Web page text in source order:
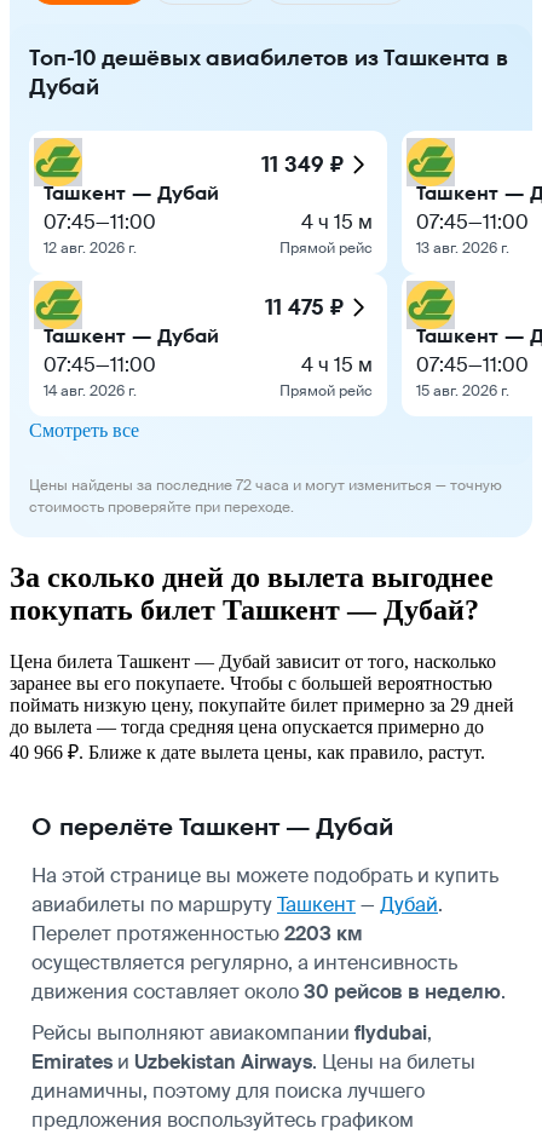
Топ-10 дешёвых авиабилетов из Ташкента в
Дубай
11 349 ₽
Ташкент — Дубай
07:45—11:00
12 авг. 2026 г.
4 ч 15 м
Прямой рейс
11 475 ₽
Ташкент — Дубай
07:45—11:00
14 авг. 2026 г.
4 ч 15 м
Прямой рейс
Ташкент —
07:45—11:00
13 авг. 2026 г.
Ташкент —
07:45—11:00
15 авг. 2026 г.
Смотреть все
Цены найдены за последние 72 часа и могут измениться — точную
стоимость проверяйте при переходе.
За сколько дней до вылета выгоднее
покупать билет Ташкент — Дубай?
Цена билета Ташкент — Дубай зависит от того, насколько
заранее вы его покупаете. Чтобы с большей вероятностью
поймать низкую цену, покупайте билет примерно за 29 дней
до вылета — тогда средняя цена опускается примерно до
40 966 ₽. Ближе к дате вылета цены, как правило, растут.
О перелёте Ташкент — Дубай
На этой странице вы можете подобрать и купить
авиабилеты по маршрутуТашкент— Дубай.
Перелет протяженностью2203 км
осуществляется регулярно, а интенсивность
движения составляет около30 рейсов в неделю.
Рейсы выполняют авиакомпании flydubai,
Emirates и Uzbekistan Airways. Цены на билеты
динамичны, поэтому для поиска лучшего
предложения воспользуйтесь графиком